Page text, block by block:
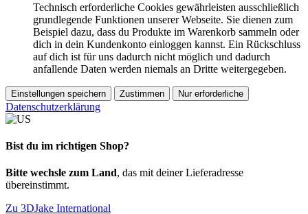
Technisch erforderliche Cookies gewährleisten ausschließlich
grundlegende Funktionen unserer Webseite. Sie dienen zum
Beispiel dazu, dass du Produkte im Warenkorb sammeln oder
dich in dein Kundenkonto einloggen kannst. Ein Rückschluss
auf dich ist für uns dadurch nicht möglich und dadurch
anfallende Daten werden niemals an Dritte weitergegeben.
Einstellungen speichern Zustimmen Nur erforderliche
Datenschutzerklärung
Bist du im richtigen Shop?
Bitte wechsle zum Land, das mit deiner Lieferadresse
übereinstimmt.
Zu 3DJake International